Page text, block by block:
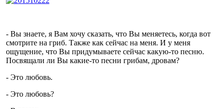
- Вы знаете, я Вам хочу сказать, что Вы меняетесь, когда вот
смотрите на гриб. Также как сейчас на меня. И у меня
ощущение, что Вы придумываете сейчас какую-то песню.
Посвящали ли Вы какие-то песни грибам, дровам?
- Это любовь.
- Это любовь?